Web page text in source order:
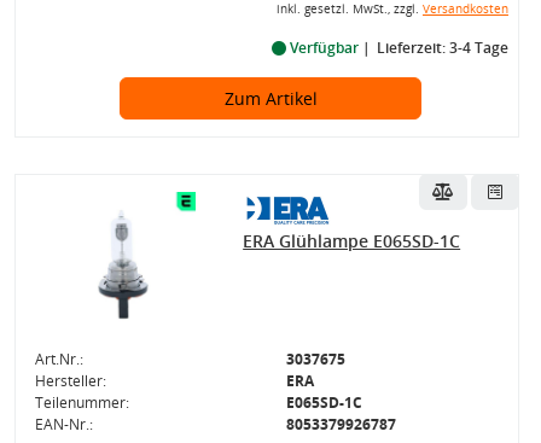
inkl. gesetzl. MwSt., zzgl. Versandkosten
Verfügbar Lieferzeit: 3-4 Tage
Zum Artikel
ERA Glühlampe E065SD-1C
Art.Nr.:
3037675
Hersteller:
ERA
Teilenummer:
E065SD-1C
EAN-Nr.:
8053379926787